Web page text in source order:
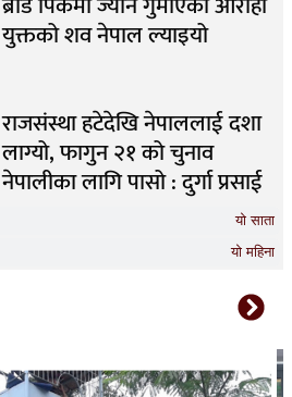
यो साता
यो महिना
युक्तको शव नेपाल ल्याइयो
राजसंस्था हटेदेखि नेपाललाई दशा
लाग्यो, फागुन २१ को चुनाव
नेपालीका लागि पासो : दुर्गा प्रसाई